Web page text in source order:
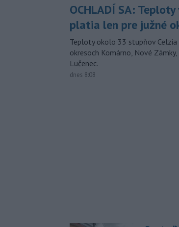
OCHLADÍ SA:
platia len pre južné
Teploty okolo 33 stupňov
okresoch Komárno, Nové
Lučenec.
dnes 8:08